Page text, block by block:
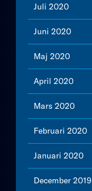
Juli 2020
Juni 2020
Maj 2020
April 2020
Mars 2020
Februari 2020
Januari 2020
December 2019